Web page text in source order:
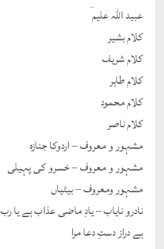
عبید اللہ علیم ؔ
کلام بشیر
کلام شریف
کلام طاہر
کلام محمود
کلام ناصر
مشہور و معروف – اردوکا جنازہ
مشہور و معروف – خسرو کی پہیلی
مشہور ومعروف – بیٹیاں
نادرو نایاب – یادِ ماضی عذاب ہے یا رب
ہے دراز دستِ دعا مرا